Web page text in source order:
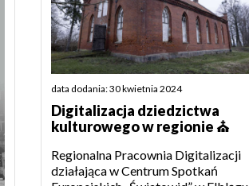
data dodania: 30 kwietnia 2024
Digitalizacja dziedzictwa
kulturowego w regionie ⛪
Regionalna Pracownia Digitalizacji
działająca w Centrum Spotkań